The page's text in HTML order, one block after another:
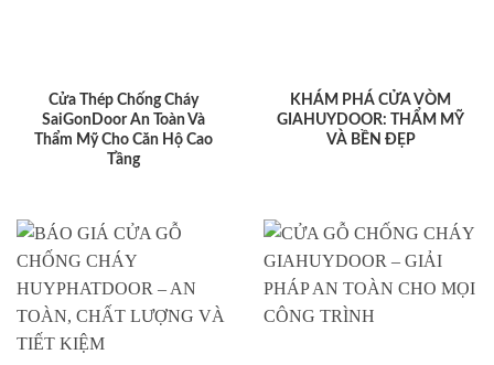
Cửa Thép Chống Cháy
SaiGonDoor An Toàn Và
Thẩm Mỹ Cho Căn Hộ Cao
Tầng
KHÁM PHÁ CỬA VÒM
GIAHUYDOOR: THẨM MỸ
VÀ BỀN ĐẸP